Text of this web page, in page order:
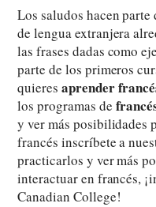
Los saludos hacen
de lengua extranjera
las frases dadas como
parte de los primeros
quieres aprender
los programas de
y ver más posibilidades
francés inscríbete a
practicarlos y ver más
interactuar en francés,
Canadian College!